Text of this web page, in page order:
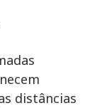
distâncias